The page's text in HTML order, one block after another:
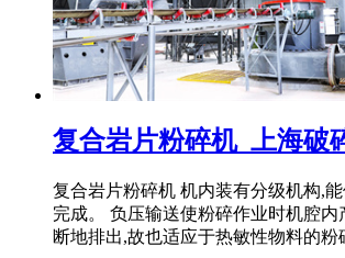
复合岩片粉碎机_上海破
复合岩片粉碎机 机内装有分级机构,
完成。 负压输送使粉碎作业时机腔内
断地排出,故也适应于热敏性物料的粉